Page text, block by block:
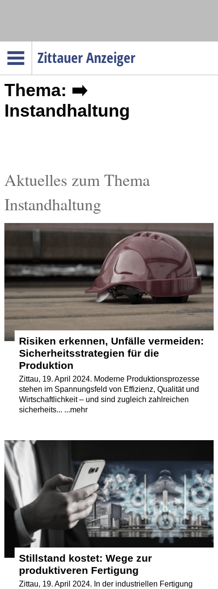
Zittauer Anzeiger
Menüpunkte
Startseite
Gesellschaft
Gesundheit
Kultur
Termine
Thema: ➡️
Instandhaltung
Aktuelles zum Thema
Instandhaltung
Risiken erkennen, Unfälle vermeiden:
Sicherheitsstrategien für die
Produktion
Zittau, 19. April 2024. Moderne Produktionsprozesse
stehen im Spannungsfeld von Effizienz, Qualität und
Wirtschaftlichkeit – und sind zugleich zahlreichen
sicherheits... ...mehr
Stillstand kostet: Wege zur
produktiveren Fertigung
Zittau, 19. April 2024. In der industriellen Fertigung